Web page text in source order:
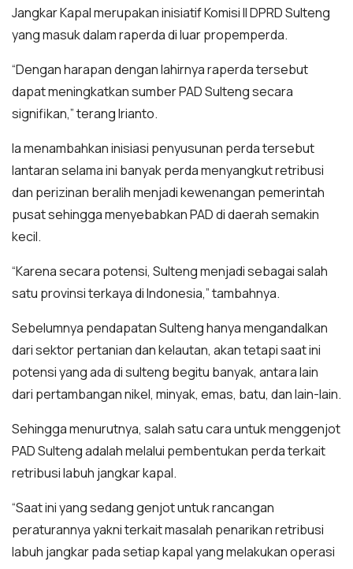
Jangkar Kapal merupakan inisiatif Komisi II DPRD Sulteng
yang masuk dalam raperda di luar propemperda.
“Dengan harapan dengan lahirnya raperda tersebut
dapat meningkatkan sumber PAD Sulteng secara
signifikan,” terang Irianto.
Ia menambahkan inisiasi penyusunan perda tersebut
lantaran selama ini banyak perda menyangkut retribusi
dan perizinan beralih menjadi kewenangan pemerintah
pusat sehingga menyebabkan PAD di daerah semakin
kecil.
“Karena secara potensi, Sulteng menjadi sebagai salah
satu provinsi terkaya di Indonesia,” tambahnya.
Sebelumnya pendapatan Sulteng hanya mengandalkan
dari sektor pertanian dan kelautan, akan tetapi saat ini
potensi yang ada di sulteng begitu banyak, antara lain
dari pertambangan nikel, minyak, emas, batu, dan lain-lain.
Sehingga menurutnya, salah satu cara untuk menggenjot
PAD Sulteng adalah melalui pembentukan perda terkait
retribusi labuh jangkar kapal.
“Saat ini yang sedang genjot untuk rancangan
peraturannya yakni terkait masalah penarikan retribusi
labuh jangkar pada setiap kapal yang melakukan operasi